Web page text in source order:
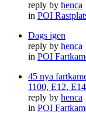
reply by henca
in POI
Dags igen
reply by henca
in POI
45 nya
1100, E12,
reply by henca
in POI